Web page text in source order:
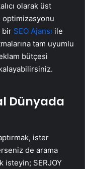
olarak üst
optimizasyonu
bir SEO Ajansı ile
tam uyumlu
bütçesi
Dünyada
ister
de arama
isteyin; SERJOY